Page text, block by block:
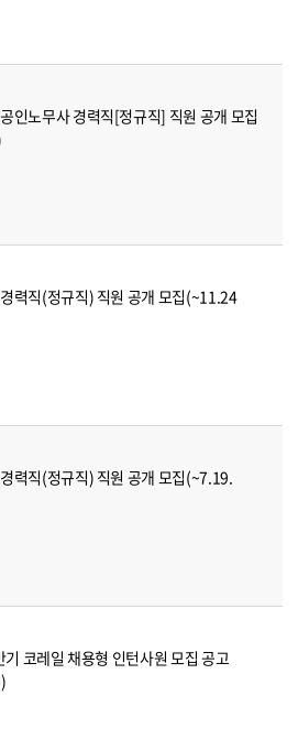
인노무사 경력직[정규직] 직원 공개 모집
력직(정규직) 직원 공개 모집(~11.24
력직(정규직) 직원 공개 모집(~7.19.
코레일 채용형 인턴사원 모집 공고